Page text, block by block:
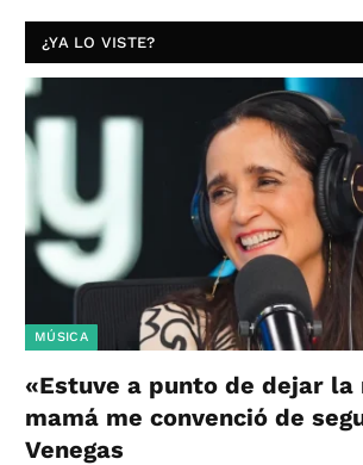
¿YA LO VISTE?
MÚSICA
«Estuve a punto de dejar la
mamá me convenció de
Venegas